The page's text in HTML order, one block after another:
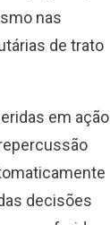
nas
de trato
em ação
decisões